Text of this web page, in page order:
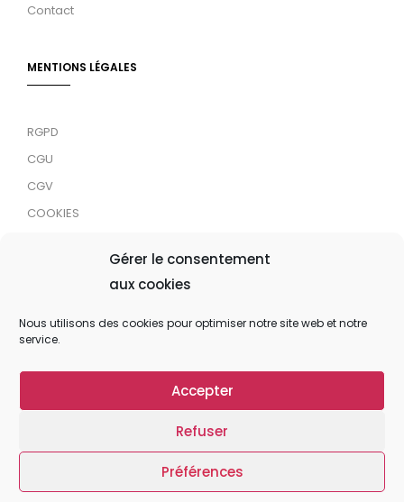
Gérer le consentement
aux cookies
Nous utilisons des cookies pour optimiser notre site web et notre
service.
Accepter
Refuser
Préférences
Contact
MENTIONS LÉGALES
RGPD
CGU
CGV
COOKIES